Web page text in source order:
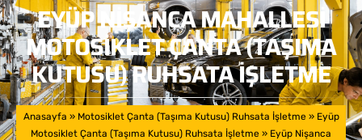
EYÜP NIŞANCA MAHALLESI
MOTOSIKLET ÇANTA (TAŞIMA
KUTUSU) RUHSATA İŞLETME
Anasayfa » Motosiklet Çanta (Taşıma Kutusu) Ruhsata İşletme » Eyüp
Motosiklet Çanta (Taşıma Kutusu) Ruhsata İşletme » Eyüp Nişanca